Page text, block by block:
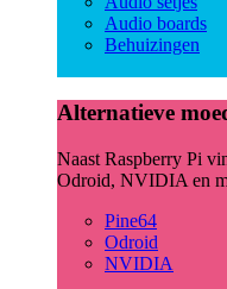
Audio boards
Behuizingen
Alternatieve
Naast Raspberry Pi
Odroid, NVIDIA en
Pine64
Odroid
NVIDIA